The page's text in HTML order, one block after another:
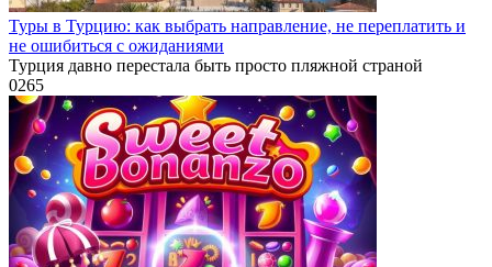
Туры в Турцию: как выбрать направление, не переплатить и
не ошибиться с ожиданиями
Турция давно перестала быть просто пляжной страной
0265